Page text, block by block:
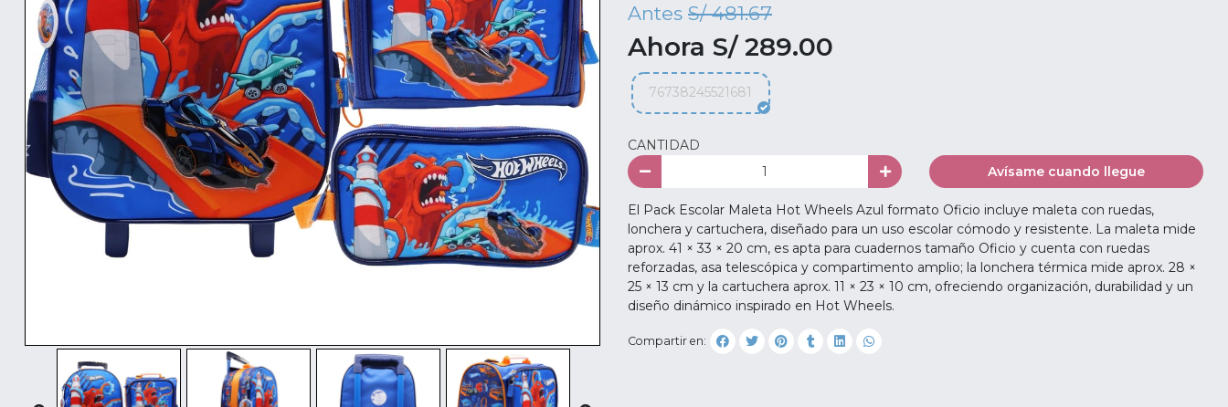
Antes S/ 481.67
Ahora S/ 289.00
76738245521681
CANTIDAD
Avísame cuando llegue
El Pack Escolar Maleta Hot Wheels Azul formato Oficio incluye maleta con ruedas,
lonchera y cartuchera, diseñado para un uso escolar cómodo y resistente. La maleta mide
aprox. 41 × 33 × 20 cm, es apta para cuadernos tamaño Oficio y cuenta con ruedas
reforzadas, asa telescópica y compartimento amplio; la lonchera térmica mide aprox. 28 ×
25 × 13 cm y la cartuchera aprox. 11 × 23 × 10 cm, ofreciendo organización, durabilidad y un
diseño dinámico inspirado en Hot Wheels.
Compartir en: